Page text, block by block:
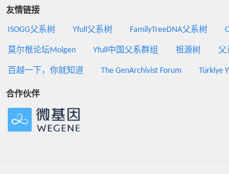
友情链接
ISOGG父系树 Yfull父系树 FamilyTreeDNA父系树
莫尔根论坛Molgen Yfull中国父系群组 祖源树 父
百越一下，你就知道 The GenArchivist Forum Türkiye
合作伙伴